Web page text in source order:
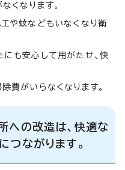
くなります。
や蚊などもいなくなり衛
も安心して用がたせ、快
費がいらなくなります。
への改造は、快適な
つながります。